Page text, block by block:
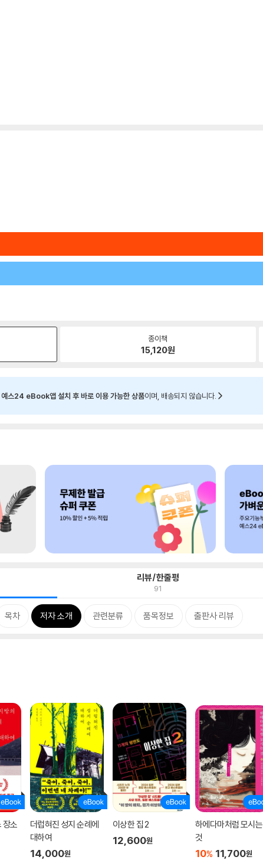
종이책
15,120원
예스24 eBook앱 설치 후 바로 이용 가능한 상품이며, 배송되지 않습니다.
리뷰/한줄평
91
목차 저자 소개 관련분류 품목정보 출판사 리뷰
장소
더럽혀진 성지 순례에
대하여
14,000원
이상한 집 2
12,600원
하에다마처럼 모시는
것
10% 11,700원